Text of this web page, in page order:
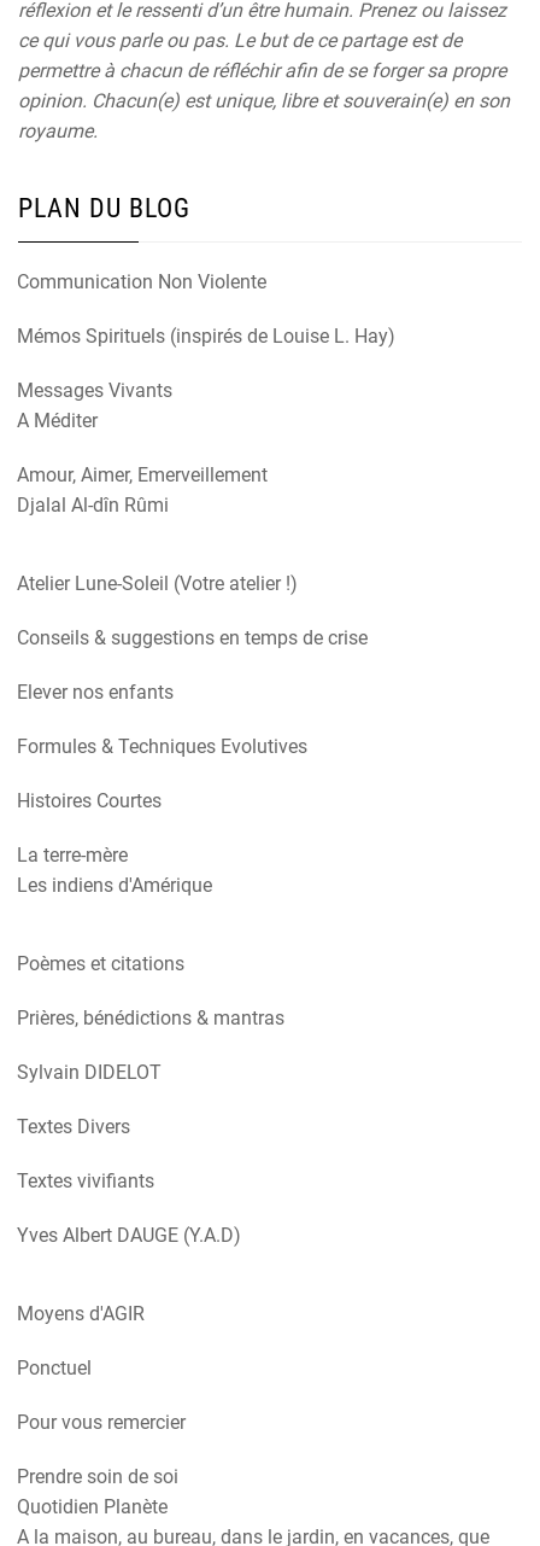
réflexion et le ressenti d’un être humain. Prenez ou laissez
ce qui vous parle ou pas. Le but de ce partage est de
permettre à chacun de réfléchir afin de se forger sa propre
opinion. Chacun(e) est unique, libre et souverain(e) en son
royaume.
PLAN DU BLOG
Communication Non Violente
Mémos Spirituels (inspirés de Louise L. Hay)
Messages Vivants
A Méditer
Amour, Aimer, Emerveillement
Djalal Al-dîn Rûmi
Atelier Lune-Soleil (Votre atelier !)
Conseils & suggestions en temps de crise
Elever nos enfants
Formules & Techniques Evolutives
Histoires Courtes
La terre-mère
Les indiens d'Amérique
Poèmes et citations
Prières, bénédictions & mantras
Sylvain DIDELOT
Textes Divers
Textes vivifiants
Yves Albert DAUGE (Y.A.D)
Moyens d'AGIR
Ponctuel
Pour vous remercier
Prendre soin de soi
Quotidien Planète
A la maison, au bureau, dans le jardin, en vacances, que